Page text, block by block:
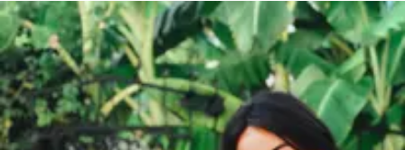
Zeynep Sever